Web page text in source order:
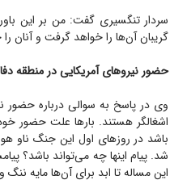
سردار تنگسیری گفت: من بر این
گریبان آن‌ها را خواهد گرفت و آنان
حضور نیروهای آمریکایی در منطقه
وی در پاسخ به سوالی درباره حضور
اشغالگر هستند. بارها علت حضور
باشد در روزهای اول این جنگ ناو
شد. پیام اینها چه می‌تواند باشد؟
این مساله تا ابد برای آن‌ها مایه